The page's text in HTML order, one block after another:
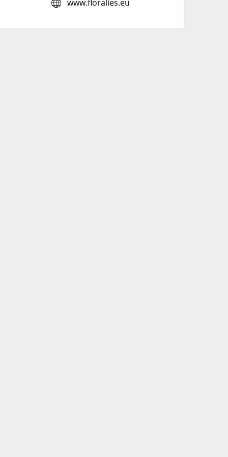
www.floralies.eu